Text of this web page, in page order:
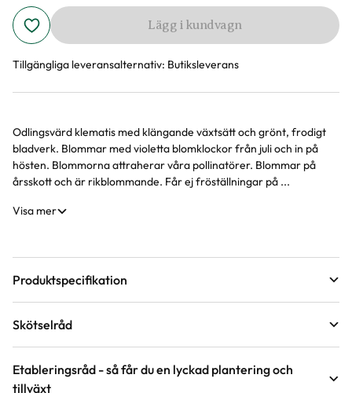
Lägg i kundvagn
Tillgängliga leveransalternativ: Butiksleverans
Produktinformation
Odlingsvärd klematis med klängande växtsätt och grönt, frodigt
bladverk. Blommar med violetta blomklockor från juli och in på
hösten. Blommorna attraherar våra pollinatörer. Blommar på
årsskott och är rikblommande. Får ej fröställningar på ...
Visa mer
Produktspecifikation
Krukstorlek
Hur vi mäter leveranshöjd på växter
Skötselråd
Läge Sol till halvskugga
Etableringsråd - så får du en lyckad plantering och
tillväxt